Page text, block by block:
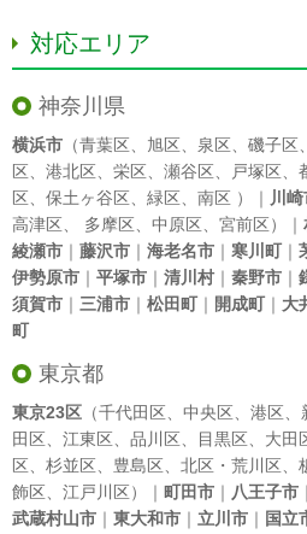
対応エリア
神奈川県
横浜市 （青葉区 旭区 泉区 磯子区
区
港北区 栄区 瀬谷区 戸塚区
区
保土ヶ谷区 緑区 南区 ）｜ 川
高津区
多摩区 中原区 宮前区）｜
綾瀬市 ｜ 藤沢市 ｜ 海老名市 ｜ 寒川町｜
伊勢原市 ｜ 平塚市 ｜ 清川村｜ 秦野市 ｜
須賀市 ｜ 三浦市 ｜ 松田町｜ 開成町｜ 大
町
東京都
東京23区 （千代田区 中央区 港区
田区
江東区 品川区 目黒区 大田
区
杉並区 豊島区 北区 ・ 荒川区
飾区
江戸川区）｜ 町田市 ｜ 八王子市 ｜
武蔵村山市 ｜ 東大和市 ｜ 立川市 ｜ 国立